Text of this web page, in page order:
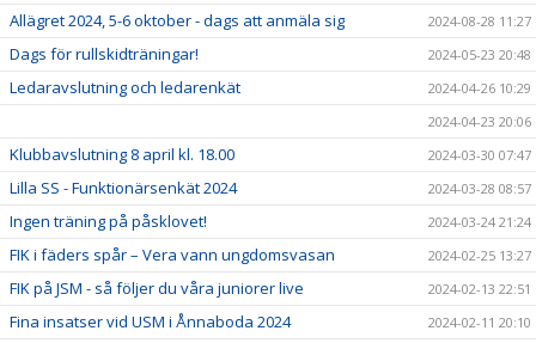
Allägret 2024, 5-6 oktober - dags att anmäla sig 2024-08-28 11:27
Dags för rullskidträningar! 2024-05-23 20:48
Ledaravslutning och ledarenkät
2024-04-26 10:29
2024-04-23 20:06
Klubbavslutning 8 april kl. 18.00 2024-03-30 07:47
Lilla SS - Funktionärsenkät 2024 2024-03-28 08:57
Ingen träning på påsklovet! 2024-03-24 21:24
FIK i fäders spår – Vera vann ungdomsvasan 2024-02-25 13:27
FIK på JSM - så följer du våra juniorer live 2024-02-13 22:51
Fina insatser vid USM i Ånnaboda 2024 2024-02-11 20:10